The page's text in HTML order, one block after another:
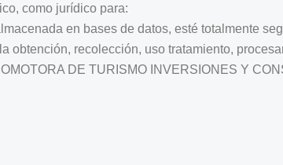
como jurídico para:
en bases de datos, esté totalmente
obtención, recolección, uso tratamiento,
DE TURISMO INVERSIONES Y